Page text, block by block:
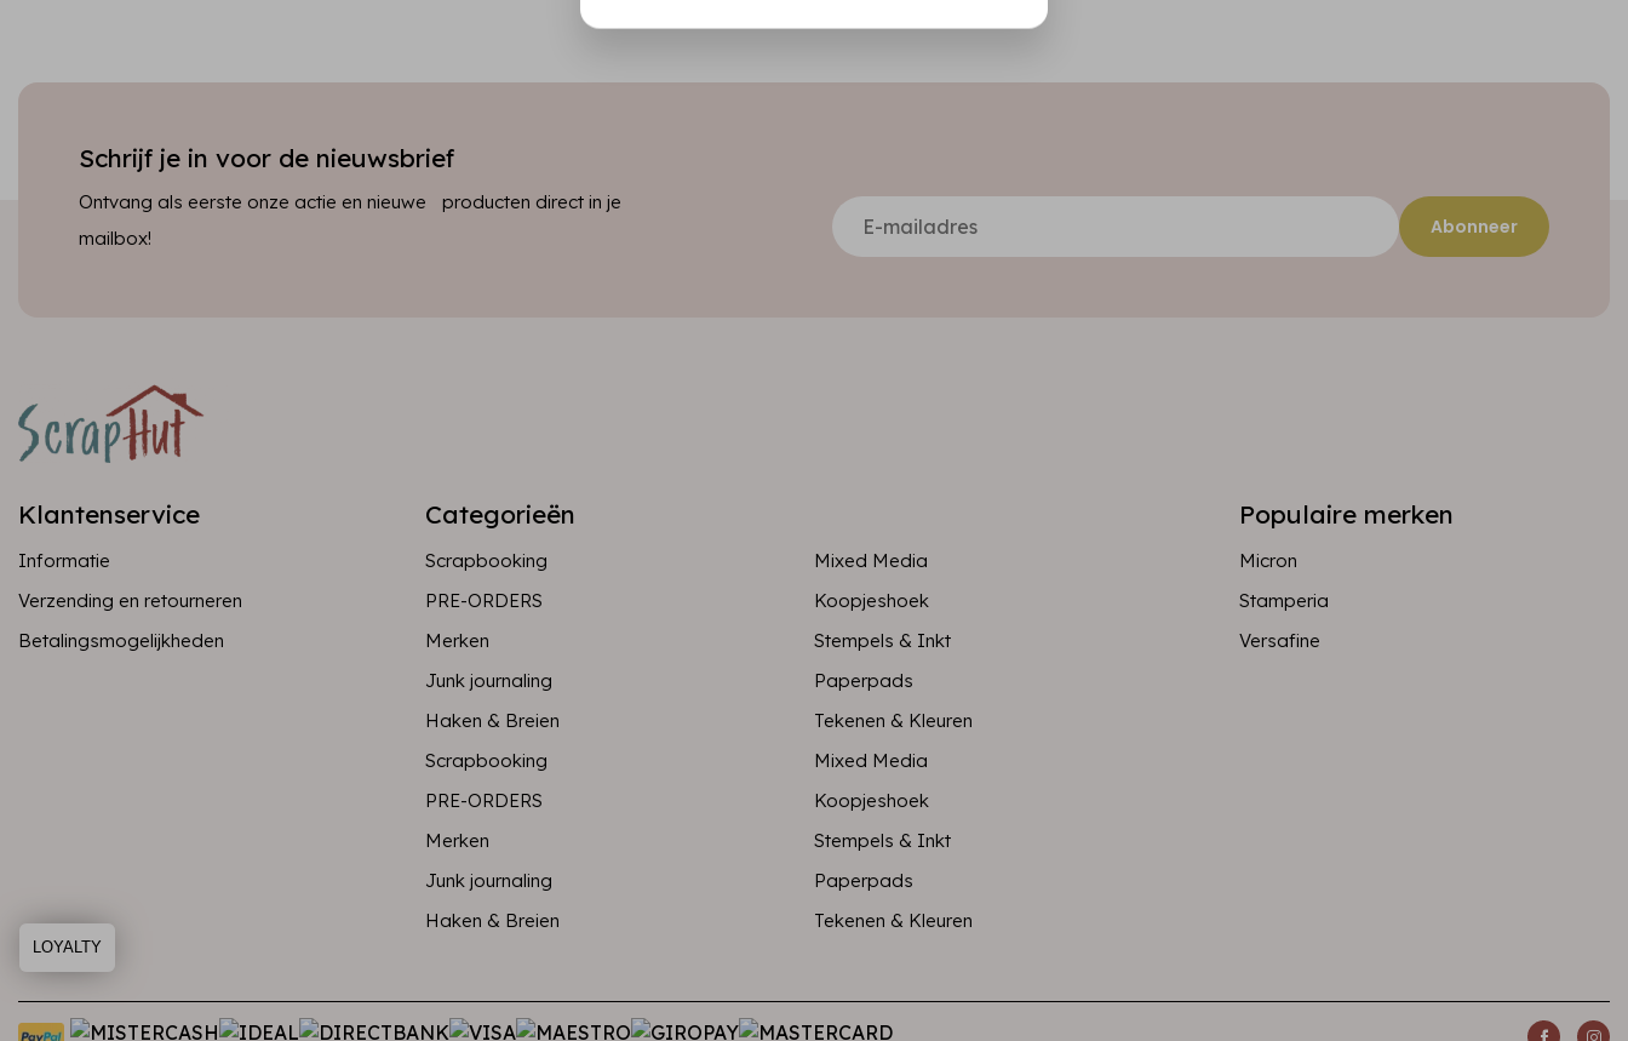
Schrijf je in voor de nieuwsbrief
Ontvang als eerste onze actie en nieuwe producten direct in je
mailbox!
Abonneer
Klantenservice
Informatie
Verzending en retourneren
Betalingsmogelijkheden
Categorieën
Scrapbooking
Mixed Media
PRE-ORDERS
Koopjeshoek
Merken
Stempels & Inkt
Junk journaling
Paperpads
Haken & Breien
Tekenen & Kleuren
Scrapbooking
Mixed Media
PRE-ORDERS
Koopjeshoek
Merken
Stempels & Inkt
Junk journaling
Paperpads
Haken & Breien
Tekenen & Kleuren
Populaire merken
Micron
Stamperia
Versafine
LOYALTY